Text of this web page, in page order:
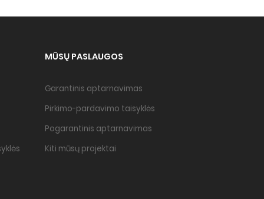
MŪSŲ PASLAUGOS
Garantinis aptarnavimas
Pirkimo-pardavimo taisyklės
Pogarantinis aptarnavimas
Kiti mūsų projektai